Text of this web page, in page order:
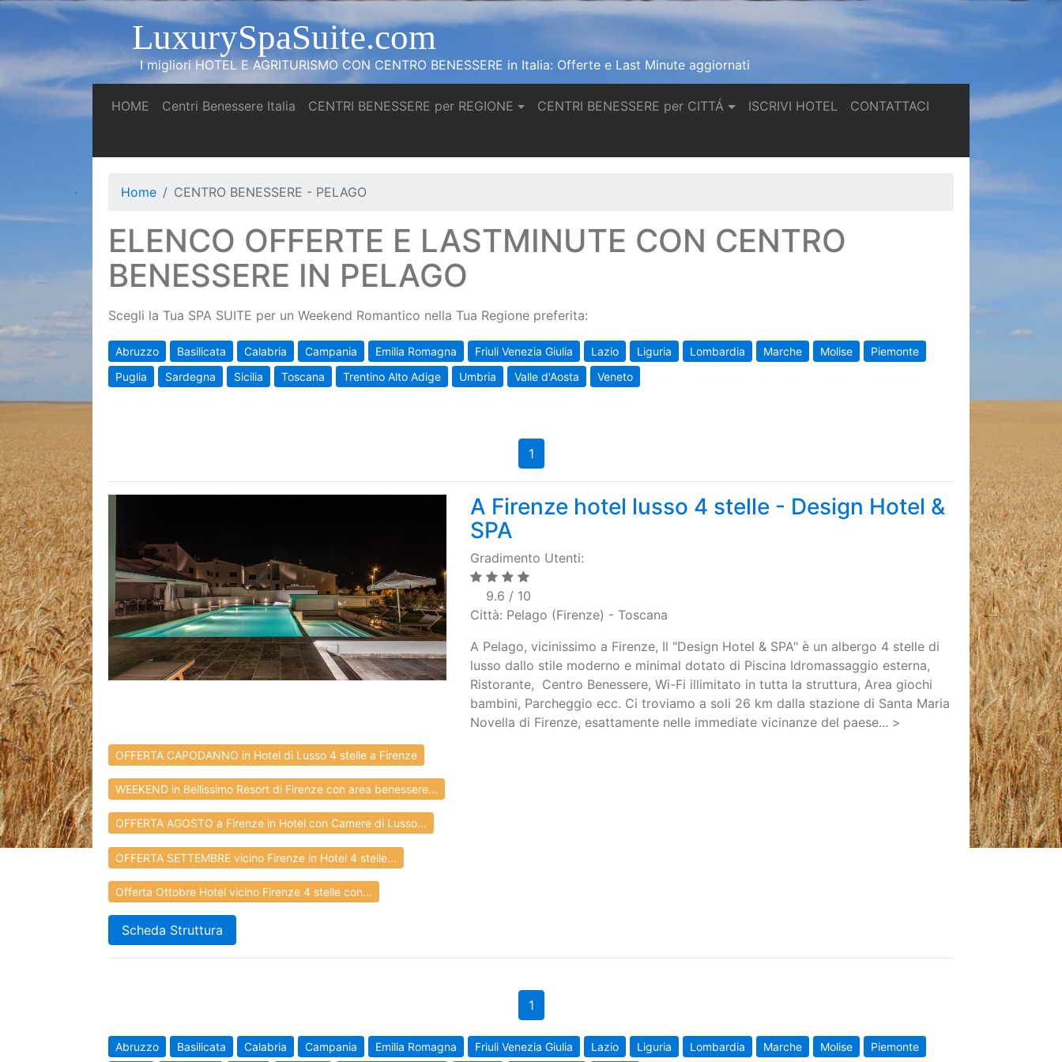
LuxurySpaSuite.com
I migliori HOTEL E AGRITURISMO CON CENTRO BENESSERE in Italia: Offerte e Last Minute aggiornati
HOME (current)
Centri Benessere Italia (current)
CENTRI BENESSERE per REGIONE CENTRI BENESSERE per CITTÁ ISCRIVI HOTEL(current)
CONTATTACI(current)
Home CENTRO BENESSERE - PELAGO
ELENCO OFFERTE E LASTMINUTE CON CENTRO
BENESSERE IN PELAGO
Scegli la Tua SPA SUITE per un Weekend Romantico nella Tua Regione preferita:
Abruzzo Basilicata Calabria Campania Emilia Romagna Friuli Venezia Giulia Lazio Liguria Lombardia Marche Molise
Piemonte
Puglia
Sardegna Sicilia Toscana Trentino Alto Adige Umbria Valle d'Aosta Veneto
1
A Firenze hotel lusso 4 stelle - Design Hotel &
SPA
Gradimento Utenti:
9.6 / 10
Città: Pelago (Firenze) - Toscana
A Pelago, vicinissimo a Firenze, Il "Design Hotel & SPA" è un albergo 4 stelle di
lusso dallo stile moderno e minimal dotato di Piscina Idromassaggio esterna,
Ristorante, Centro Benessere, Wi-Fi illimitato in tutta la struttura, Area giochi
bambini, Parcheggio ecc. Ci troviamo a soli 26 km dalla stazione di Santa Maria
Novella di Firenze, esattamente nelle immediate vicinanze del paese... >
OFFERTA CAPODANNO in Hotel di Lusso 4 stelle a Firenze
WEEKEND in Bellissimo Resort di Firenze con area benessere...
OFFERTA AGOSTO a Firenze in Hotel con Camere di Lusso...
OFFERTA SETTEMBRE vicino Firenze in Hotel 4 stelle...
Offerta Ottobre Hotel vicino Firenze 4 stelle con...
Scheda Struttura
1
Abruzzo Basilicata Calabria Campania Emilia Romagna Friuli Venezia Giulia Lazio Liguria Lombardia Marche Molise Piemonte